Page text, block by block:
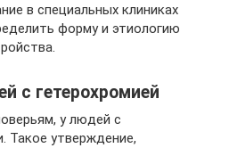
в специальных клиниках
форму и этиологию
с гетерохромией
у людей с
Такое утверждение,